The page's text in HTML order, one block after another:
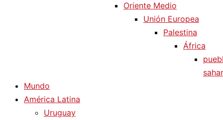
Oriente Medio
Unión Europea
Palestina
África
Mundo
América Latina
Uruguay